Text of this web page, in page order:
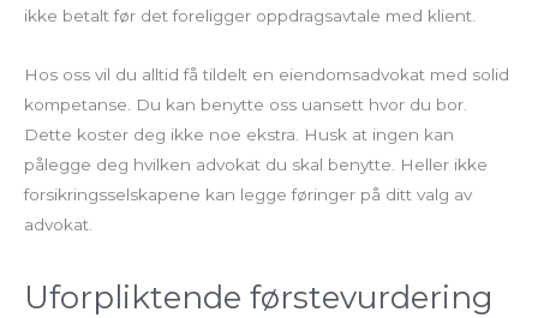
ikke betalt før det foreligger oppdragsavtale med klient.
Hos oss vil du alltid få tildelt en eiendomsadvokat med solid
kompetanse. Du kan benytte oss uansett hvor du bor.
Dette koster deg ikke noe ekstra. Husk at ingen kan
pålegge deg hvilken advokat du skal benytte. Heller ikke
forsikringsselskapene kan legge føringer på ditt valg av
advokat.
Uforpliktende førstevurdering